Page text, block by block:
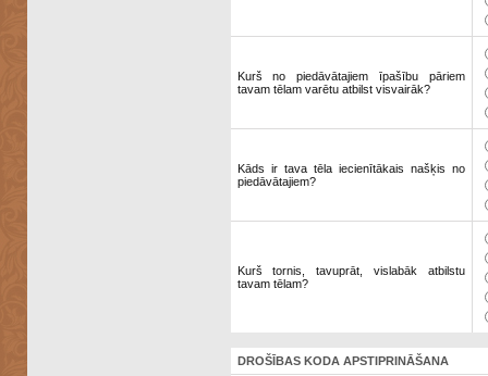
Kurš no piedāvātajiem īpašību pāriem
tavam tēlam varētu atbilst visvairāk?
Kāds ir tava tēla iecienītākais našķis no
piedāvātajiem?
Kurš tornis, tavuprāt, vislabāk atbilstu
tavam tēlam?
DROŠĪBAS KODA APSTIPRINĀŠANA